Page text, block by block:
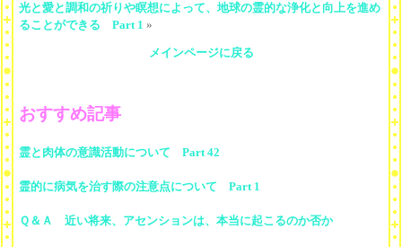
光と愛と調和の祈りや瞑想によって、地球の霊的な浄化と向上を進め
ることができる Part 1 »
メインページに戻る
おすすめ記事
霊と肉体の意識活動について Part 42
霊的に病気を治す際の注意点について Part 1
Ｑ＆Ａ 近い将来、アセンションは、本当に起こるのか否か